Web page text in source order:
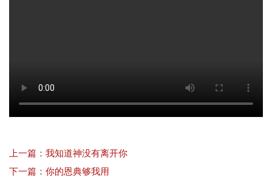
上一篇：我知道神没有离开你
下一篇：你的恩典够我用